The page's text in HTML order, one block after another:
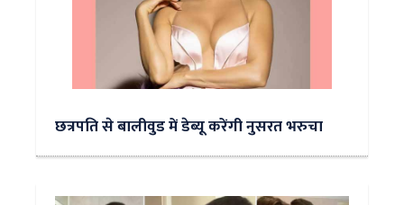
छत्रपति से बालीवुड में डेब्यू करेंगी नुसरत भरुचा